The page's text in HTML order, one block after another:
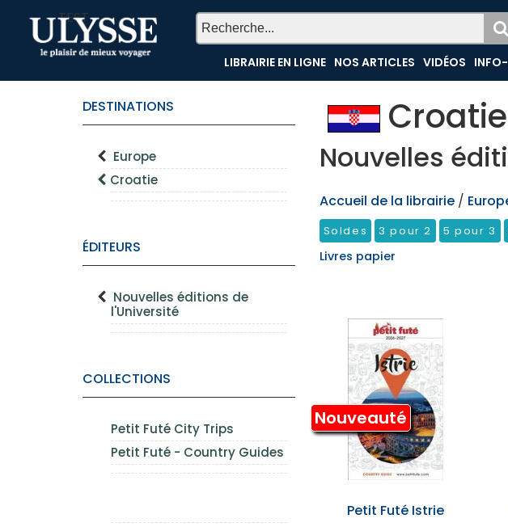
TEST
LIBRAIRIE EN LIGNE NOS ARTICLES VIDÉOS INFO-
DESTINATIONS
Europe
Croatie
ÉDITEURS
Nouvelles éditions de
l'Université
COLLECTIONS
Petit Futé City Trips
Petit Futé - Country Guides
Croatie
Nouvelles
Accueil de la librairie /
Soldes 3 pour 2 5 pour 3
Livres papier
Nouveauté
Petit Futé Istrie